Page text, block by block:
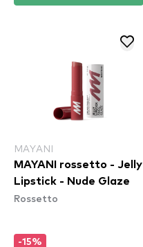
MAYANI
MAYANI rossetto - Jelly
Lipstick - Nude Glaze
Rossetto
-15%